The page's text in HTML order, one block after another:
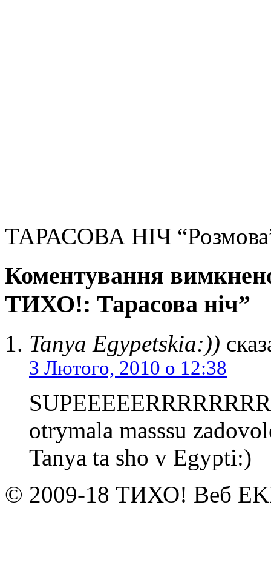
ТАРАСОВА НІЧ
Коментування
ТИХО!: Тарасова ніч”
Tanya Egypetskia:))
3 Лютого, 2010 о 12:38
otrymala masssu
Tanya ta sho v Egypti:)
© 2009-18 ТИХО! Веб